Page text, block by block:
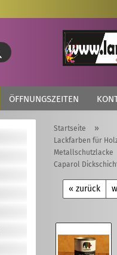
Suche...
ÖFFNUNGSZEITEN
Startseite »
Lackfarben für
Metallschutzlacke
Caparol
« zurück